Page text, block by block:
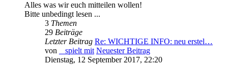
Alles was wir euch mitteilen wollen!
Bitte unbedingt lesen ...
3 Themen
29 Beiträge
Letzter Beitrag Re: WICHTIGE INFO: neu erstel…
von
_ spielt mit Neuester Beitrag
Dienstag, 12 September 2017, 22:20